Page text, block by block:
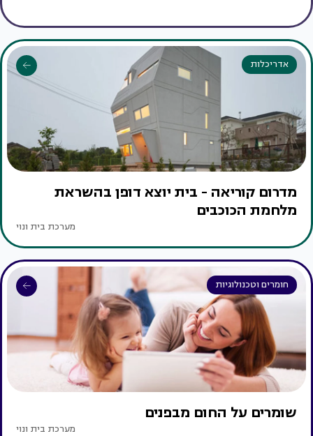
אדריכלות
מדרום קוריאה - בית יוצא דופן בהשראת
מלחמת הכוכבים
מערכת בית ונוי
חומרים וטכנולוגיות
שומרים על החום מבפנים
מערכת בית ונוי